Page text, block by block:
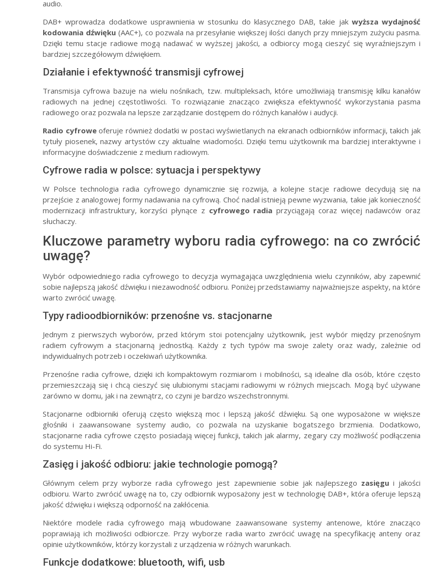
audio.
DAB+ wprowadza dodatkowe usprawnienia w stosunku do klasycznego DAB, takie jak wyższa wydajność
kodowania dźwięku (AAC+), co pozwala na przesyłanie większej ilości danych przy mniejszym zużyciu pasma.
Dzięki temu stacje radiowe mogą nadawać w wyższej jakości, a odbiorcy mogą cieszyć się wyraźniejszym i
bardziej szczegółowym dźwiękiem.
Działanie i efektywność transmisji cyfrowej
Transmisja cyfrowa bazuje na wielu nośnikach, tzw. multipleksach, które umożliwiają transmisję kilku kanałów
radiowych na jednej częstotliwości. To rozwiązanie znacząco zwiększa efektywność wykorzystania pasma
radiowego oraz pozwala na lepsze zarządzanie dostępem do różnych kanałów i audycji.
Radio cyfroweoferuje również dodatki w postaci wyświetlanych na ekranach odbiorników informacji, takich jak
tytuły piosenek, nazwy artystów czy aktualne wiadomości. Dzięki temu użytkownik ma bardziej interaktywne i
informacyjne doświadczenie z medium radiowym.
Cyfrowe radia w polsce: sytuacja i perspektywy
W Polsce technologia radia cyfrowego dynamicznie się rozwija, a kolejne stacje radiowe decydują się na
przejście z analogowej formy nadawania na cyfrową. Choć nadal istnieją pewne wyzwania, takie jak konieczność
modernizacji infrastruktury, korzyści płynące z cyfrowego radia przyciągają coraz więcej nadawców oraz
słuchaczy.
Kluczowe parametry wyboru radia cyfrowego: na co zwrócić
uwagę?
Wybór odpowiedniego radia cyfrowego to decyzja wymagająca uwzględnienia wielu czynników, aby zapewnić
sobie najlepszą jakość dźwięku i niezawodność odbioru. Poniżej przedstawiamy najważniejsze aspekty, na które
warto zwrócić uwagę.
Typy radioodbiorników: przenośne vs. stacjonarne
Jednym z pierwszych wyborów, przed którym stoi potencjalny użytkownik, jest wybór między przenośnym
radiem cyfrowym a stacjonarną jednostką. Każdy z tych typów ma swoje zalety oraz wady, zależnie od
indywidualnych potrzeb i oczekiwań użytkownika.
Przenośne radia cyfrowe, dzięki ich kompaktowym rozmiarom i mobilności, są idealne dla osób, które często
przemieszczają się i chcą cieszyć się ulubionymi stacjami radiowymi w różnych miejscach. Mogą być używane
zarówno w domu, jak i na zewnątrz, co czyni je bardzo wszechstronnymi.
Stacjonarne odbiorniki oferują często większą moc i lepszą jakość dźwięku. Są one wyposażone w większe
głośniki i zaawansowane systemy audio, co pozwala na uzyskanie bogatszego brzmienia. Dodatkowo,
stacjonarne radia cyfrowe często posiadają więcej funkcji, takich jak alarmy, zegary czy możliwość podłączenia
do systemu Hi-Fi.
Zasięg i jakość odbioru: jakie technologie pomogą?
Głównym celem przy wyborze radia cyfrowego jest zapewnienie sobie jak najlepszego zasięgui jakości
odbioru. Warto zwrócić uwagę na to, czy odbiornik wyposażony jest w technologię DAB+, która oferuje lepszą
jakość dźwięku i większą odporność na zakłócenia.
Niektóre modele radia cyfrowego mają wbudowane zaawansowane systemy antenowe, które znacząco
poprawiają ich możliwości odbiorcze. Przy wyborze radia warto zwrócić uwagę na specyfikację anteny oraz
opinie użytkowników, którzy korzystali z urządzenia w różnych warunkach.
Funkcje dodatkowe: bluetooth, wifi, usb